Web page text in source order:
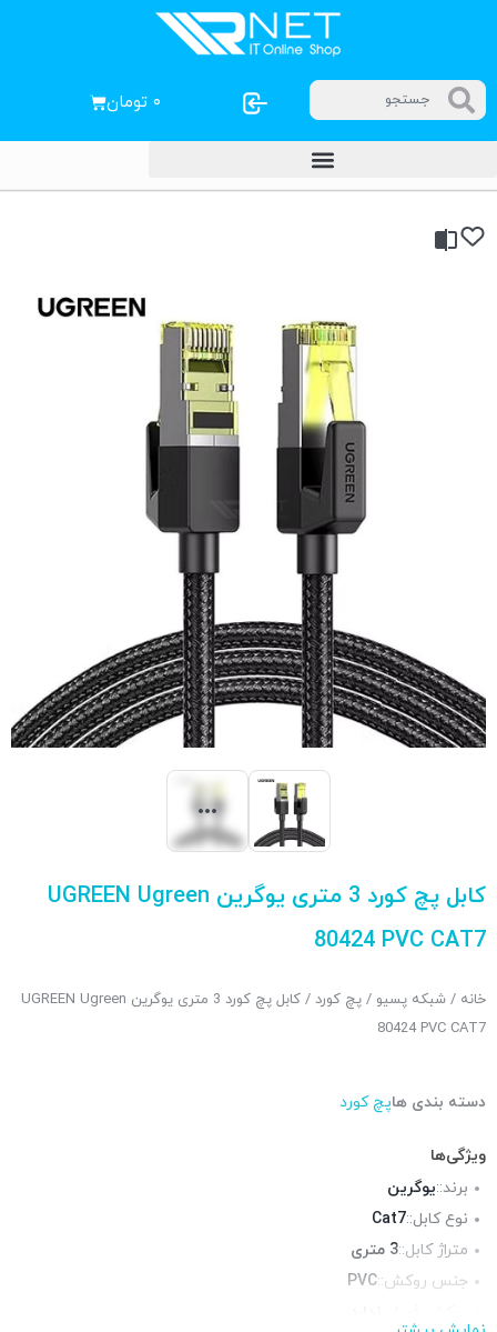
۰ تومان
کابل پچ کورد 3 متری یوگرین UGREEN Ugreen
80424 PVC CAT7
خانه / شبکه پسیو / پچ کورد
/ کابل پچ کورد 3 متری یوگرین UGREEN Ugreen
80424 PVC CAT7
دسته بندی هاپچ کورد
ویژگی‌ها
برند::یوگرین
نوع کابل::Cat7
متراژ کابل::3 متری
جنس روکش::PVC